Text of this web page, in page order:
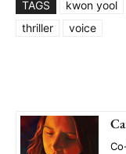
TAGS kwon yool
thriller
voice